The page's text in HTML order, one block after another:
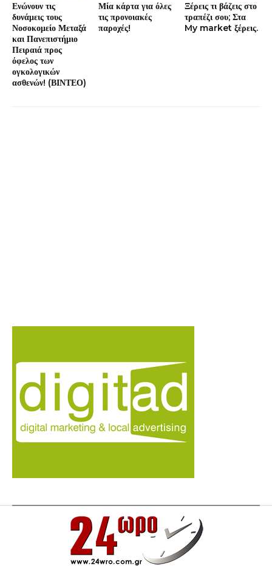
Ενώνουν τις
δυνάμεις τους
Νοσοκομείο Μεταξά
και Πανεπιστήμιο
Πειραιά προς
όφελος των
ογκολογικών
ασθενών! (ΒΙΝΤΕΟ)
Μία κάρτα για όλες
τις προνοιακές
παροχές!
Ξέρεις τι βάζεις στο
τραπέζι σου; Στα
My market ξέρεις.